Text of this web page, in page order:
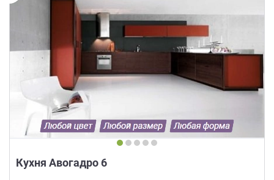
Кухня Авогадро 6